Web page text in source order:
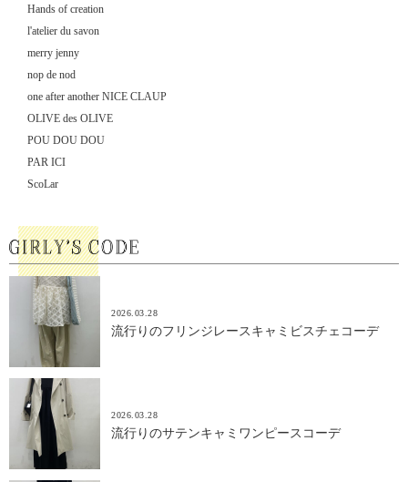
Hands of creation
l'atelier du savon
merry jenny
nop de nod
one after another NICE CLAUP
OLIVE des OLIVE
POU DOU DOU
PAR ICI
ScoLar
2026.03.28
流行りのフリンジレースキャミビスチェコーデ
2026.03.28
流行りのサテンキャミワンピースコーデ